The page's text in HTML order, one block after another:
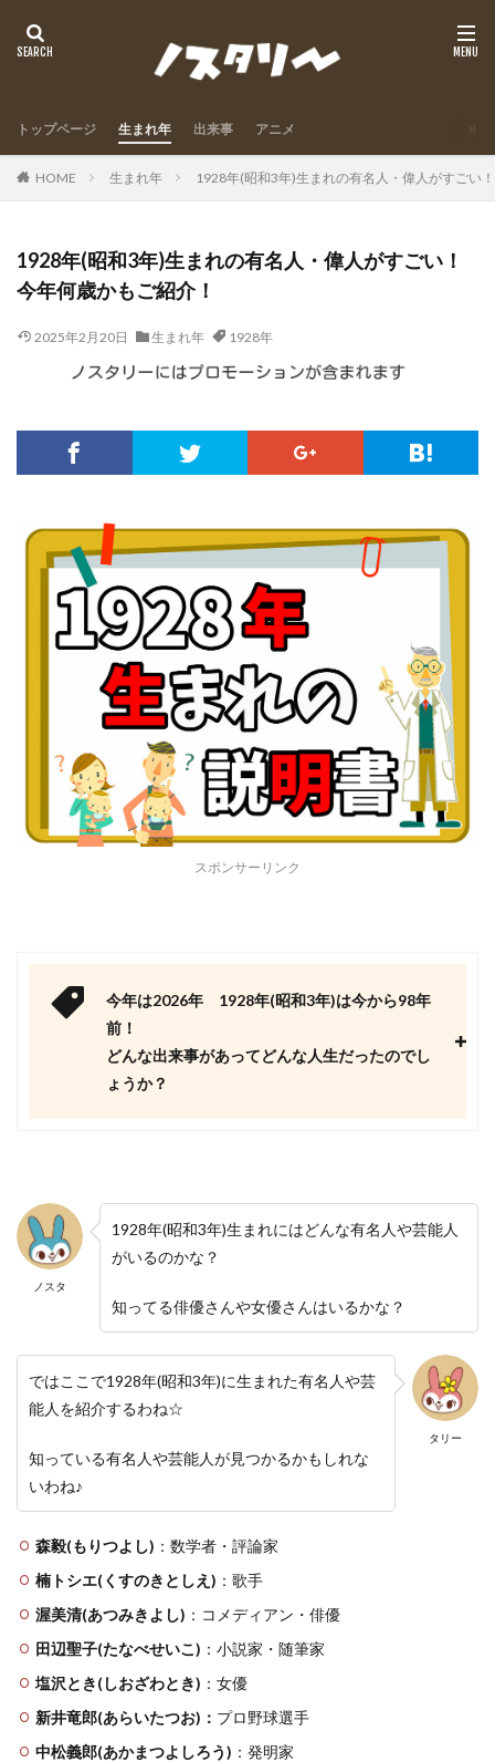
トップページ 生まれ年 出来事 アニメ
HOME 生まれ年 1928年(昭和3年)生まれの有名人・偉人がすごい
1928年(昭和3年)生まれの有名人・偉人がすごい！
今年何歳かもご紹介！
2025年2月20日 生まれ年 1928年
スポンサーリンク
今年は2026年 1928年(昭和3年)は今から98年
前！
どんな出来事があってどんな人生だったのでし
ょうか？
ノスタ
1928年(昭和3年)生まれにはどんな有名人や芸能人
がいるのかな？
知ってる俳優さんや女優さんはいるかな？
タリー
ではここで1928年(昭和3年)に生まれた有名人や芸
能人を紹介するわね☆
知っている有名人や芸能人が見つかるかもしれな
いわね♪
森毅(もりつよし) ：数学者・評論家
楠トシエ(くすのきとしえ) ：歌手
渥美清(あつみきよし) ：コメディアン・俳優
田辺聖子(たなべせいこ) ：小説家・随筆家
塩沢とき(しおざわとき) ：女優
新井竜郎(あらいたつお)： プロ野球選手
中松義郎(あかまつよしろう) ：発明家